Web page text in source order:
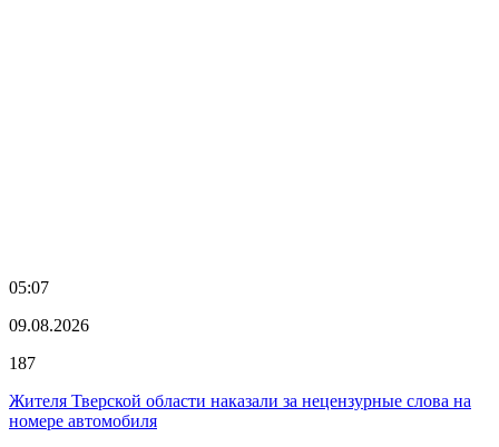
05:07
09.08.2026
187
Жителя Тверской области наказали за нецензурные слова на
номере автомобиля